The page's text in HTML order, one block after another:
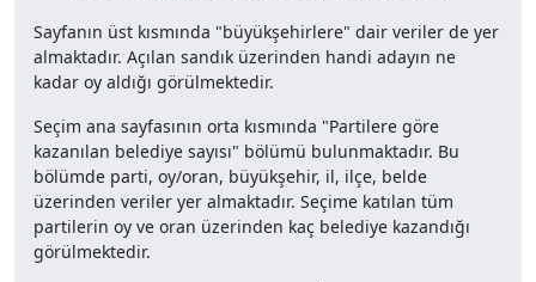
Sayfanın üst kısmında "büyükşehirlere" dair veriler de yer
almaktadır. Açılan sandık üzerinden handi adayın ne
kadar oy aldığı görülmektedir.
Seçim ana sayfasının orta kısmında "Partilere göre
kazanılan belediye sayısı" bölümü bulunmaktadır. Bu
bölümde parti, oy/oran, büyükşehir, il, ilçe, belde
üzerinden veriler yer almaktadır. Seçime katılan tüm
partilerin oy ve oran üzerinden kaç belediye kazandığı
görülmektedir.